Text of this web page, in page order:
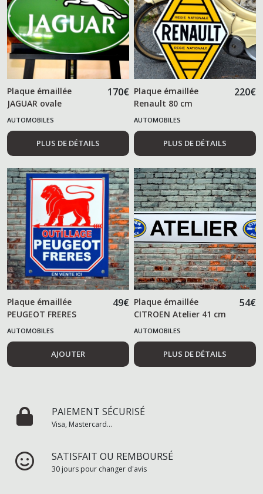
Plaque émaillée
JAGUAR ovale
170€
AUTOMOBILES
PLUS DE DÉTAILS
Plaque émaillée
Renault 80 cm
220€
AUTOMOBILES
PLUS DE DÉTAILS
Plaque émaillée
PEUGEOT FRERES
outillage
49€
AUTOMOBILES
AJOUTER
Plaque émaillée
CITROEN Atelier 41 cm
54€
AUTOMOBILES
PLUS DE DÉTAILS
PAIEMENT SÉCURISÉ
Visa, Mastercard...
SATISFAIT OU REMBOURSÉ
30 jours pour changer d'avis